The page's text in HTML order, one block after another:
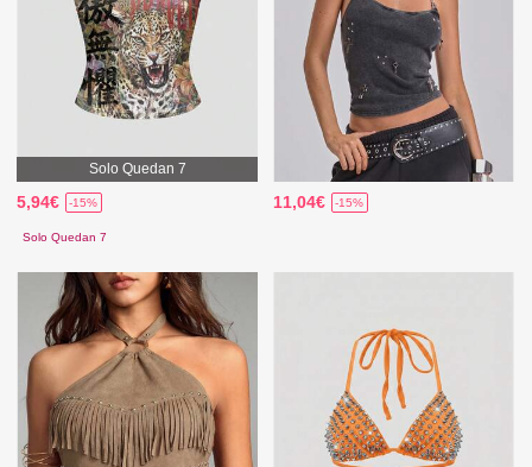
Solo Quedan 7
5,94€ -15%
Solo Quedan 7
11,04€ -15%